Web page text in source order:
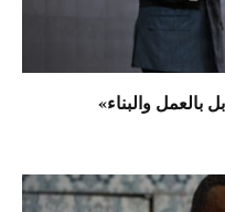
بالعمل والبناء»